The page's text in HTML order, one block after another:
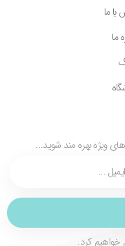
با ما
ما
ویژه بهره مند شوید...
خواهیم کرد.